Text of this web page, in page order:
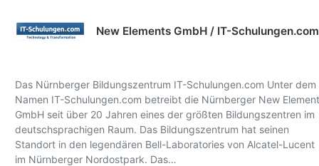
New Elements GmbH / IT-Schulungen.com
Das Nürnberger Bildungszentrum IT-Schulungen.com Unter dem
Namen IT-Schulungen.com betreibt die Nürnberger New
GmbH seit über 20 Jahren eines der größten Bildungszentren im
deutschsprachigen Raum. Das Bildungszentrum hat seinen
Standort in den legendären Bell-Laboratories von Alcatel-Lucent
im Nürnberger Nordostpark. Das…